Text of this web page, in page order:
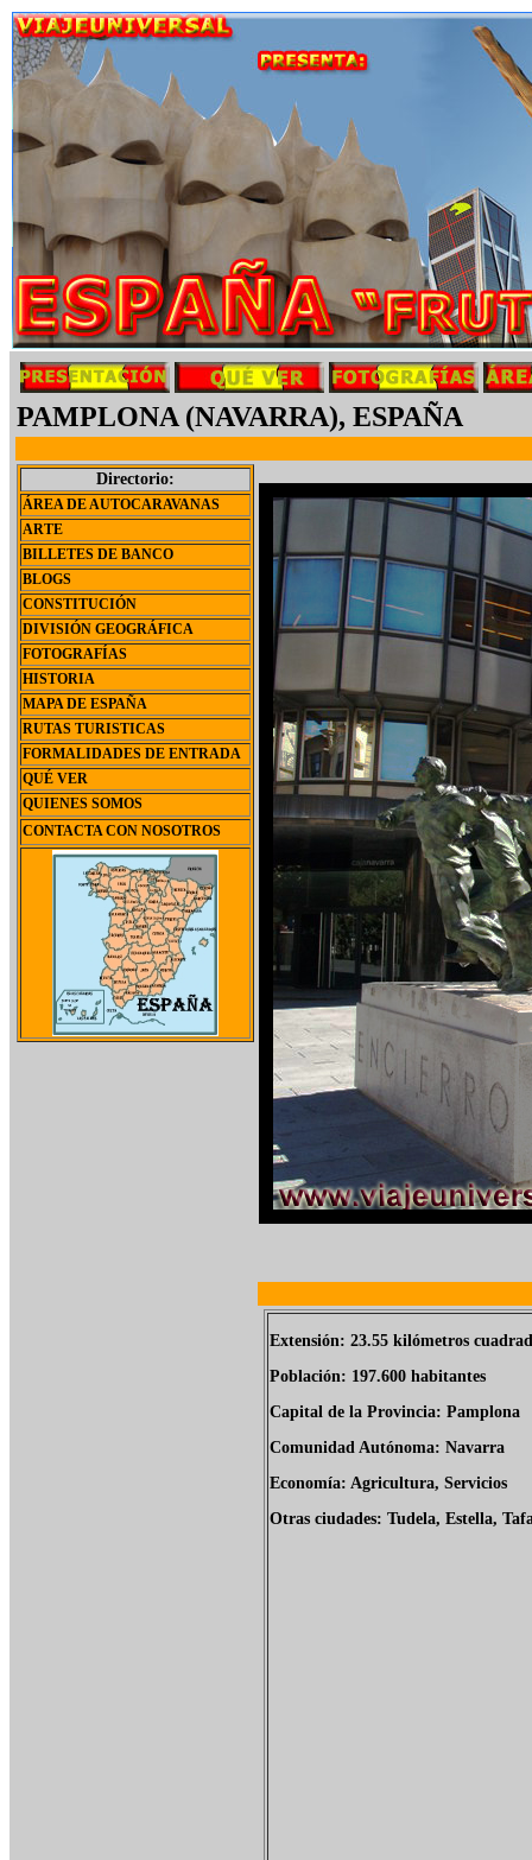
PAMPLONA (NAVARRA), ESPAÑA
Directorio:
ÁREA DE AUTOCARAVANAS
ARTE
BILLETES DE BANCO
BLOGS
CONSTITUCIÓN
DIVISIÓN GEOGRÁFICA
FOTOGRAFÍAS
HISTORIA
MAPA DE ESPAÑA
RUTAS TURISTICAS
FORMALIDADES DE ENTRADA
QUÉ VER
QUIENES SOMOS
CONTACTA CON NOSOTROS
Extensión: 23.55 kilómetros
Población: 197.600 habitantes
Capital de la Provincia: Pamplona
Comunidad Autónoma: Navarra
Economía: Agricultura, Servicios
Otras ciudades: Tudela, Estella,